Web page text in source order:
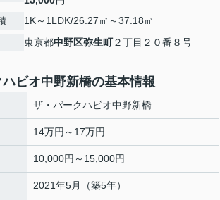
1K～1LDK/26.27㎡～37.18㎡
東京都中野区弥生町２丁目２０番８号
ビオ中野新橋の基本情報
ザ・パークハビオ中野新橋
14万円～17万円
10,000円～15,000円
2021年5月（築5年）